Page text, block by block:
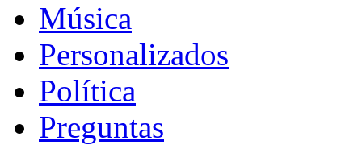
Música
Personalizados
Política
Preguntas